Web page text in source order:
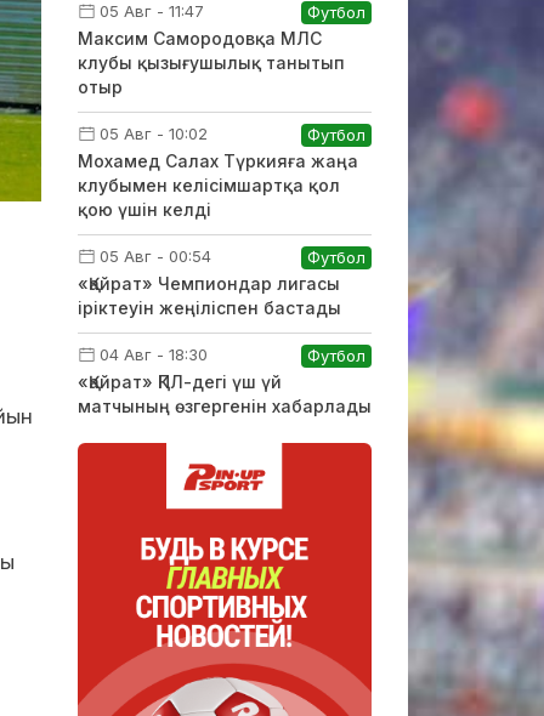
05 Авг - 11:47 Футбол
Максим Самородовқа МЛС
клубы қызығушылық танытып
отыр
05 Авг - 10:02 Футбол
Мохамед Салах Түркияға жаңа
клубымен келісімшартқа қол
қою үшін келді
05 Авг - 00:54 Футбол
«Қайрат» Чемпиондар лигасы
іріктеуін жеңіліспен бастады
04 Авг - 18:30 Футбол
«Қайрат» ҚПЛ-дегі үш үй
матчының өзгергенін хабарлады